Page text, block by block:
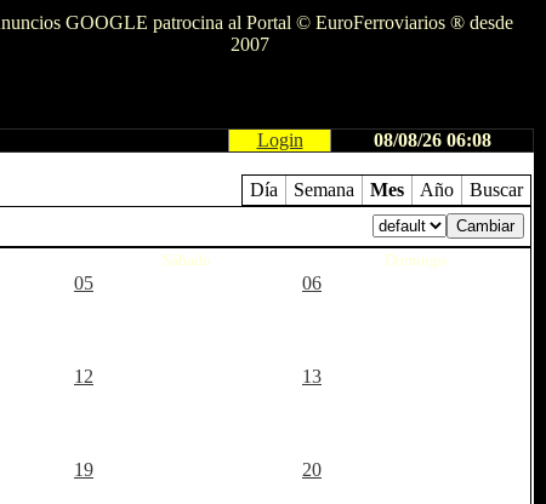
GOOGLE patrocina al Portal © EuroFerroviarios ® desde
2007
Login 08/08/26 06:08
Día Semana Mes Año Buscar
Sábado Domingo
05 06
12 13
19 20